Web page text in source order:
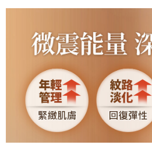
每筆NT$85，滿NT$499(含以上)免運費